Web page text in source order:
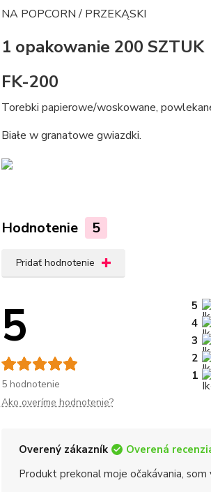
NA POPCORN / PRZEKĄSKI
1 opakowanie 200 SZTUK
FK-200
Torebki papierowe/woskowane,
Białe w granatowe gwiazdki.
Hodnotenie 5
Pridať hodnotenie
5
5 hodnotenie
5
4
3
2
1
Ako overíme hodnotenie?
Overený zákazník Overená
Produkt prekonal moje očakávania,